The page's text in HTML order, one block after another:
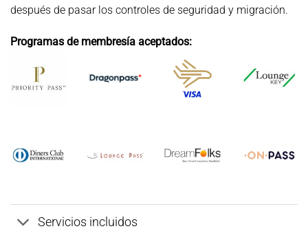
después de pasar los controles de seguridad y migración.
Programas de membresía aceptados:
Servicios incluidos